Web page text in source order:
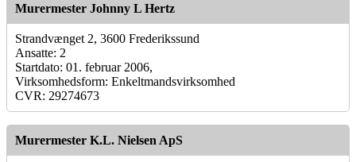
Murermester Johnny L Hertz
Strandvænget 2, 3600 Frederikssund
Ansatte: 2
Startdato: 01. februar 2006,
Virksomhedsform: Enkeltmandsvirksomhed
CVR: 29274673
Murermester K.L. Nielsen ApS